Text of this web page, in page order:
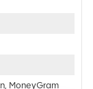
MoneyGram